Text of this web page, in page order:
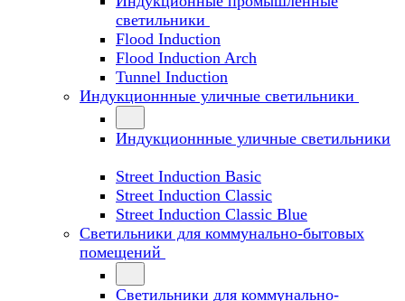
светильники
Flood Induction
Flood Induction Arch
Tunnel Induction
Индукционнные уличные светильники
Индукционнные уличные светильники
Street Induction Basic
Street Induction Classic
Street Induction Classic Blue
Светильники для коммунально-бытовых
помещений
Светильники для коммунально-